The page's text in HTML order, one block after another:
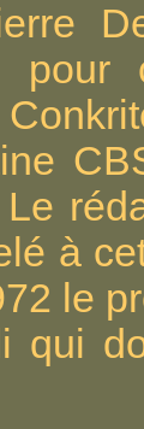
Le
à
le
qui